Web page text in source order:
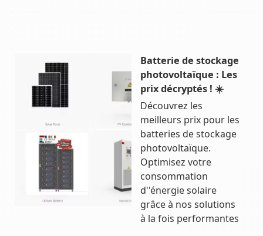
Batterie de stockage
photovoltaïque : Les
prix décryptés ! ☀️
Découvrez les
meilleurs prix pour les
batteries de stockage
photovoltaïque.
Optimisez votre
consommation
d''énergie solaire
grâce à nos solutions
à la fois performantes